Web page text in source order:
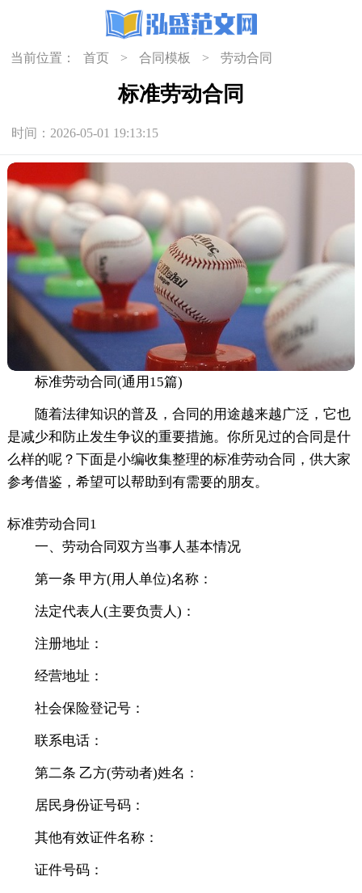
当前位置： 首页 > 合同模板 > 劳动合同
标准劳动合同
时间：2026-05-01 19:13:15
标准劳动合同(通用15篇)
随着法律知识的普及，合同的用途越来越广泛，它也
是减少和防止发生争议的重要措施。你所见过的合同是什
么样的呢？下面是小编收集整理的标准劳动合同，供大家
参考借鉴，希望可以帮助到有需要的朋友。
标准劳动合同1
一、劳动合同双方当事人基本情况
第一条 甲方(用人单位)名称：
法定代表人(主要负责人)：
注册地址：
经营地址：
社会保险登记号：
联系电话：
第二条 乙方(劳动者)姓名：
居民身份证号码：
其他有效证件名称：
证件号码：